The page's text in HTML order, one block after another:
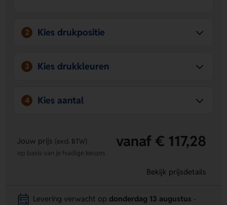
2 Kies drukpositie
3 Kies drukkleuren
4 Kies aantal
Jouw prijs (excl. BTW) vanaf € 117,28
op basis van je huidige keuzes
Bekijk prijsdetails
Levering verwacht op donderdag 13 augustus